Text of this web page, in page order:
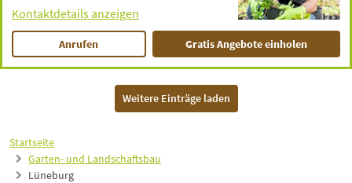
Startseite
Garten- und Landschaftsbau
Lüneburg
Kontaktdetails anzeigen
Anrufen Gratis Angebote einholen
Weitere Einträge laden